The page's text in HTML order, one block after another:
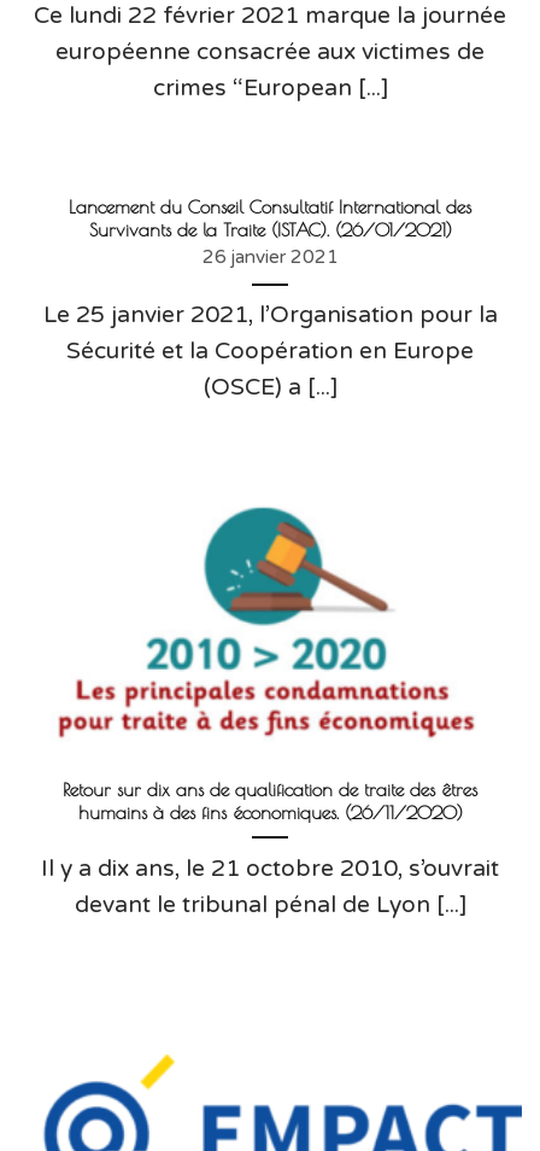
Ce lundi 22 février 2021 marque la journée
européenne consacrée aux victimes de
crimes “European [...]
Lancement du Conseil Consultatif International des
Survivants de la Traite (ISTAC). (26/01/2021)
26 janvier 2021
Le 25 janvier 2021, l’Organisation pour la
Sécurité et la Coopération en Europe
(OSCE) a [...]
Retour sur dix ans de qualification de traite des êtres
humains à des fins économiques. (26/11/2020)
Il y a dix ans, le 21 octobre 2010, s’ouvrait
devant le tribunal pénal de Lyon [...]